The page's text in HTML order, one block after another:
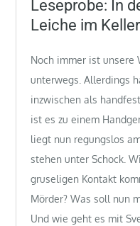
Leseprobe: In
Leiche im
Noch immer ist unsere
unterwegs. Allerdings
inzwischen als
ist es zu einem
liegt nun regungslos
stehen unter Schock.
gruseligen Kontakt
Mörder? Was soll nun
Und wie geht es mit